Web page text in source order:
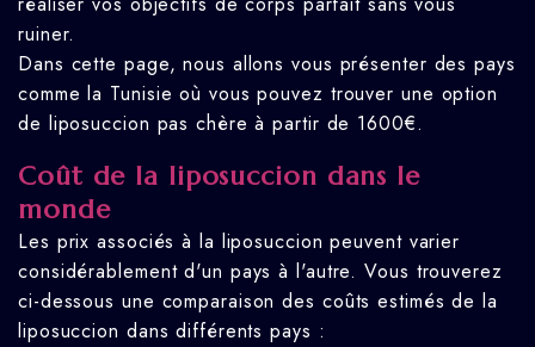
ruiner.
Dans cette page, nous allons vous présenter des pays
comme la Tunisie où vous pouvez trouver une option
de liposuccion pas chère à partir de 1600€.
Coût de la liposuccion dans le
monde
Les prix associés à la liposuccion peuvent varier
considérablement d'un pays à l'autre. Vous trouverez
ci-dessous une comparaison des coûts estimés de la
liposuccion dans différents pays :